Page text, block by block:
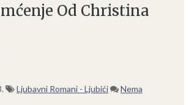
Od Christina
Ljubavni Romani - Ljubići
Nema